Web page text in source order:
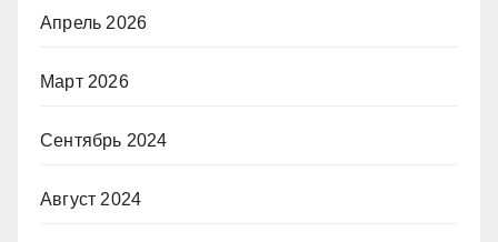
Апрель 2026
Март 2026
Сентябрь 2024
Август 2024